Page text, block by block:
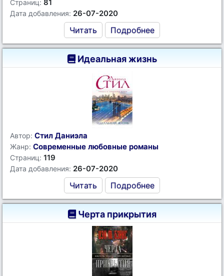
Страниц: 81
Дата добавления: 26-07-2020
Читать Подробнее
Идеальная жизнь
Автор: Стил Даниэла
Жанр: Современные любовные романы
Страниц: 119
Дата добавления: 26-07-2020
Читать Подробнее
Черта прикрытия